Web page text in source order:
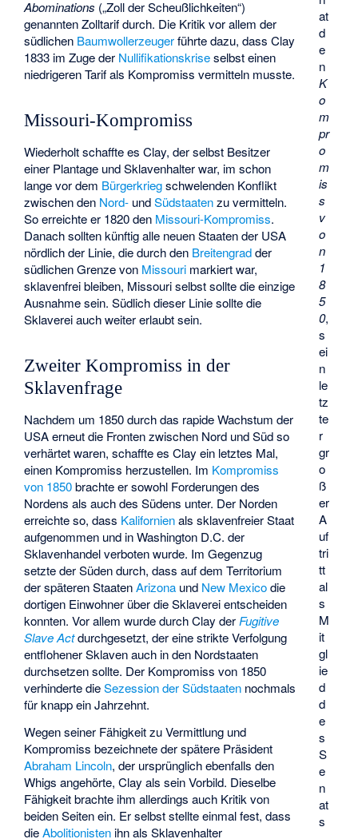
at
d
e
n
K
o
m
pr
o
m
is
s
v
o
n
1
8
5
0,
s
ei
n
le
tz
te
r
gr
o
ß
er
A
uf
tri
tt
al
s
M
it
gl
ie
d
d
e
s
S
e
n
at
s
Abominations („Zoll der Scheußlichkeiten“)
genannten Zolltarif durch. Die Kritik vor allem der
südlichen Baumwollerzeugerführte dazu, dass Clay
1833 im Zuge der Nullifikationskriseselbst einen
niedrigeren Tarif als Kompromiss vermitteln musste.
Missouri-Kompromiss
Wiederholt schaffte es Clay, der selbst Besitzer
einer Plantage und Sklavenhalter war, im schon
lange vor dem Bürgerkriegschwelenden Konflikt
zwischen den Nord- undSüdstaatenzu vermitteln.
So erreichte er 1820 den Missouri-Kompromiss.
Danach sollten künftig alle neuen Staaten der USA
nördlich der Linie, die durch den Breitengradder
südlichen Grenze von Missouri markiert war,
sklavenfrei bleiben, Missouri selbst sollte die einzige
Ausnahme sein. Südlich dieser Linie sollte die
Sklaverei auch weiter erlaubt sein.
Zweiter Kompromiss in der
Sklavenfrage
Nachdem um 1850 durch das rapide Wachstum der
USA erneut die Fronten zwischen Nord und Süd so
verhärtet waren, schaffte es Clay ein letztes Mal,
einen Kompromiss herzustellen. Im Kompromiss
von 1850brachte er sowohl Forderungen des
Nordens als auch des Südens unter. Der Norden
erreichte so, dass Kalifornienals sklavenfreier Staat
aufgenommen und in Washington D.C. der
Sklavenhandel verboten wurde. Im Gegenzug
setzte der Süden durch, dass auf dem Territorium
der späteren StaatenArizona und New Mexicodie
dortigen Einwohner über die Sklaverei entscheiden
konnten. Vor allem wurde durch Clay der Fugitive
Slave Actdurchgesetzt, der eine strikte Verfolgung
entflohener Sklaven auch in den Nordstaaten
durchsetzen sollte. Der Kompromiss von 1850
verhinderte dieSezession der Südstaaten nochmals
für knapp ein Jahrzehnt.
Wegen seiner Fähigkeit zu Vermittlung und
Kompromiss bezeichnete der spätere Präsident
Abraham Lincoln, der ursprünglich ebenfalls den
Whigs angehörte, Clay als sein Vorbild. Dieselbe
Fähigkeit brachte ihm allerdings auch Kritik von
beiden Seiten ein. Er selbst stellte einmal fest, dass
dieAbolitionisten ihn als Sklavenhalter